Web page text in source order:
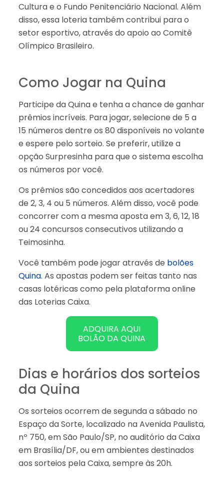
Cultura e o Fundo Penitenciário Nacional. Além
disso, essa loteria também contribui para o
setor esportivo, através do apoio ao Comitê
Olímpico Brasileiro.
Como Jogar na Quina
Participe da Quina e tenha a chance de ganhar
prêmios incríveis. Para jogar, selecione de 5 a
15 números dentre os 80 disponíveis no volante
e espere pelo sorteio. Se preferir, utilize a
opção Surpresinha para que o sistema escolha
os números por você.
Os prêmios são concedidos aos acertadores
de 2, 3, 4 ou 5 números. Além disso, você pode
concorrer com a mesma aposta em 3, 6, 12, 18
ou 24 concursos consecutivos utilizando a
Teimosinha.
Você também pode jogar através de bolões
Quina. As apostas podem ser feitas tanto nas
casas lotéricas como pela plataforma online
das Loterias Caixa.
ADQUIRA AQUI
BOLÃO DA QUINA
Dias e horários dos sorteios
da Quina
Os sorteios ocorrem de segunda a sábado no
Espaço da Sorte, localizado na Avenida Paulista,
nº 750, em São Paulo/SP, no auditório da Caixa
em Brasília/DF, ou em ambientes destinados
aos sorteios pela Caixa, sempre às 20h.